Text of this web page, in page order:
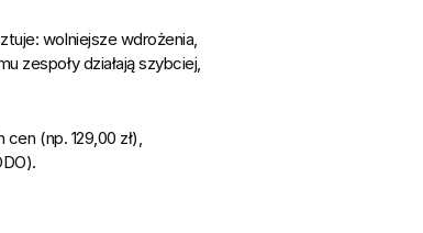
wolniejsze wdrożenia,
zespoły działają szybciej,
cen (np. 129,00 zł),